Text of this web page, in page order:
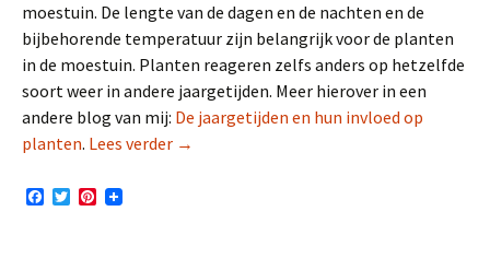
moestuin. De lengte van de dagen en de nachten en de
bijbehorende temperatuur zijn belangrijk voor de planten
in de moestuin. Planten reageren zelfs anders op hetzelfde
soort weer in andere jaargetijden. Meer hierover in een
andere blog van mij: De jaargetijden en hun invloed op
planten. Lees verder Moestuin zaaikalender juli
→
T
P